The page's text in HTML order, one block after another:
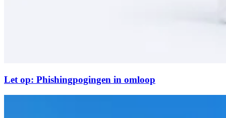
Let op: Phishingpogingen in omloop